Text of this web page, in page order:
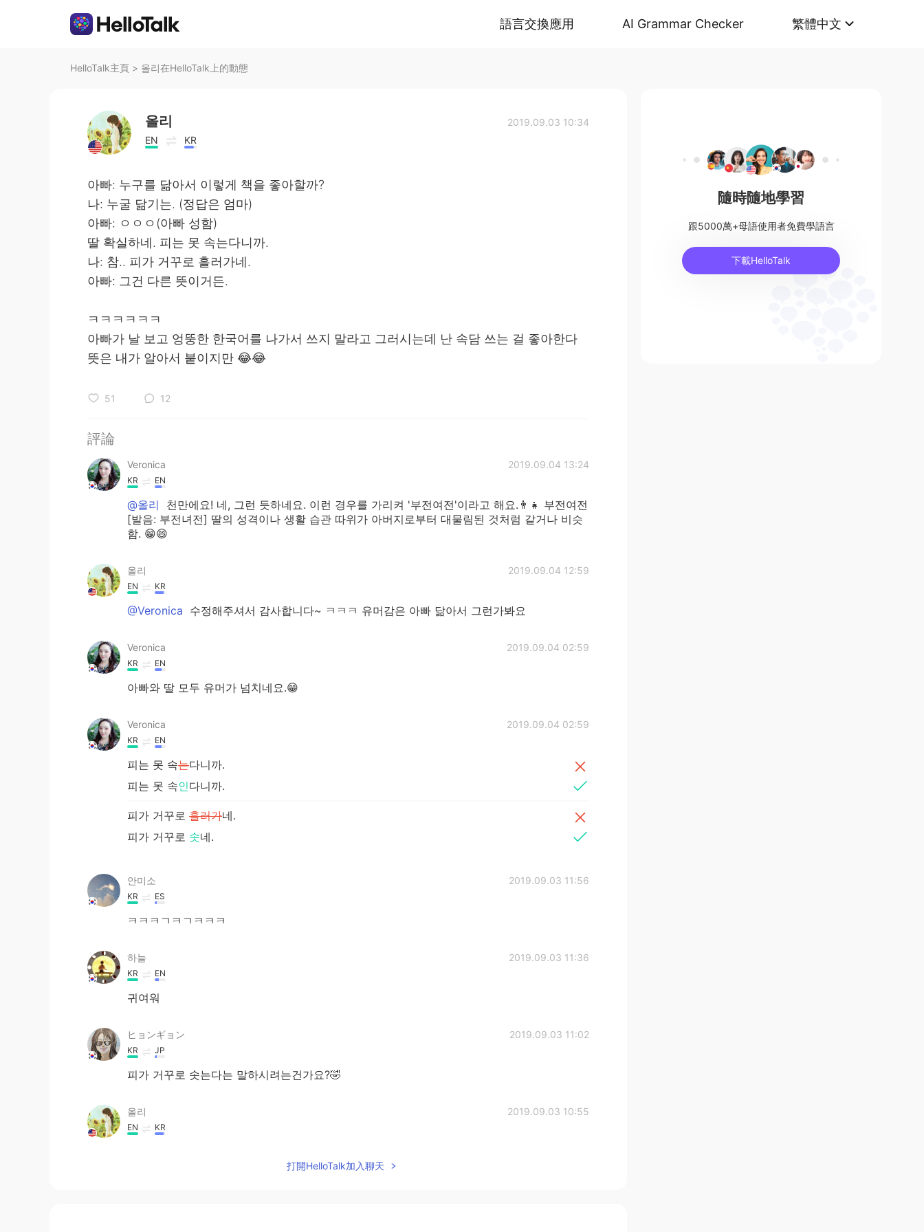
語言交換應用 AI Grammar Checker 繁體中文
HelloTalk主頁 > 올리在HelloTalk上的動態
올리
EN KR
2019.09.03 10:34
아빠: 누구를 닮아서 이렇게 책을 좋아할까?
나: 누굴 닮기는. (정답은 엄마)
아빠: ㅇㅇㅇ(아빠 성함)
딸 확실하네. 피는 못 속는다니까.
나: 참.. 피가 거꾸로 흘러가네.
아빠: 그건 다른 뜻이거든.
ㅋㅋㅋㅋㅋㅋ
아빠가 날 보고 엉뚱한 한국어를 나가서 쓰지 말라고 그러시는데 난 속담 쓰는 걸 좋아한다
뜻은 내가 알아서 붙이지만 😂😂
51 12
評論
Veronica 2019.09.04 13:24
KR EN
@올리
천만에요! 네, 그런 듯하네요. 이런 경우를 가리켜 '부전여전'이라고 해요.👨‍👧 부전여전
[발음: 부전녀전] 딸의 성격이나 생활 습관 따위가 아버지로부터 대물림된 것처럼 같거나 비슷
함. 😁😄
올리 2019.09.04 12:59
EN KR
@Veronica 수정해주셔서 감사합니다~ ㅋㅋㅋ 유머감은 아빠 닮아서 그런가봐요
Veronica 2019.09.04 02:59
KR EN
아빠와 딸 모두 유머가 넘치네요.😁
Veronica 2019.09.04 02:59
KR EN
피는 못 속는다니까.
피는 못 속인다니까.
피가 거꾸로 흘러가네.
피가 거꾸로 솟네.
안미소 2019.09.03 11:56
KR ES
ㅋㅋㅋㄱㅋㄱㅋㅋㅋ
하늘 2019.09.03 11:36
KR EN
귀여워
ヒョンギョン 2019.09.03 11:02
KR JP
피가 거꾸로 솟는다는 말하시려는건가요?🤣
올리 2019.09.03 10:55
EN KR
打開HelloTalk加入聊天
隨時隨地學習
跟5000萬+母語使用者免費學語言
下載HelloTalk